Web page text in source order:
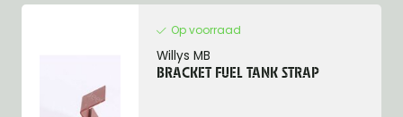
Op voorraad
Willys MB
BRACKET FUEL TANK STRAP